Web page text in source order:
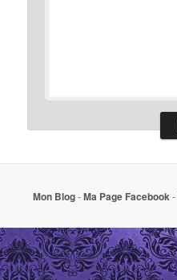
Mon Blog-Ma Page Facebook-